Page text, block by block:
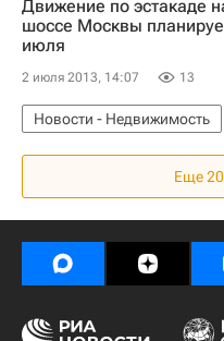
Инфраструктура
Движение по эстакаде
шоссе Москвы
июля
2 июля 2013, 14:07 13
Новости - Недвижимость
Инфраструктура
Еще